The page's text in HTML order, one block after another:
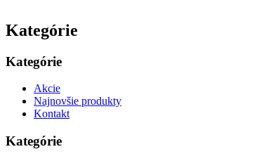
Kategórie
Kategórie
Akcie
Najnovšie produkty
Kontakt
Kategórie